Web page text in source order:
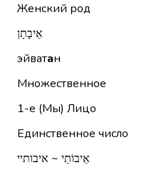
Женский род
אֵיבָתָן
эйватан
Множественное
1-е (Мы) Лицо
Единственное число
אֵיבוֹתַי ~ איבותיי